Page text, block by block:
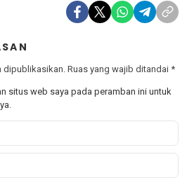
dipublikasikan. Ruas yang wajib ditandai *
situs web saya pada peramban ini untuk